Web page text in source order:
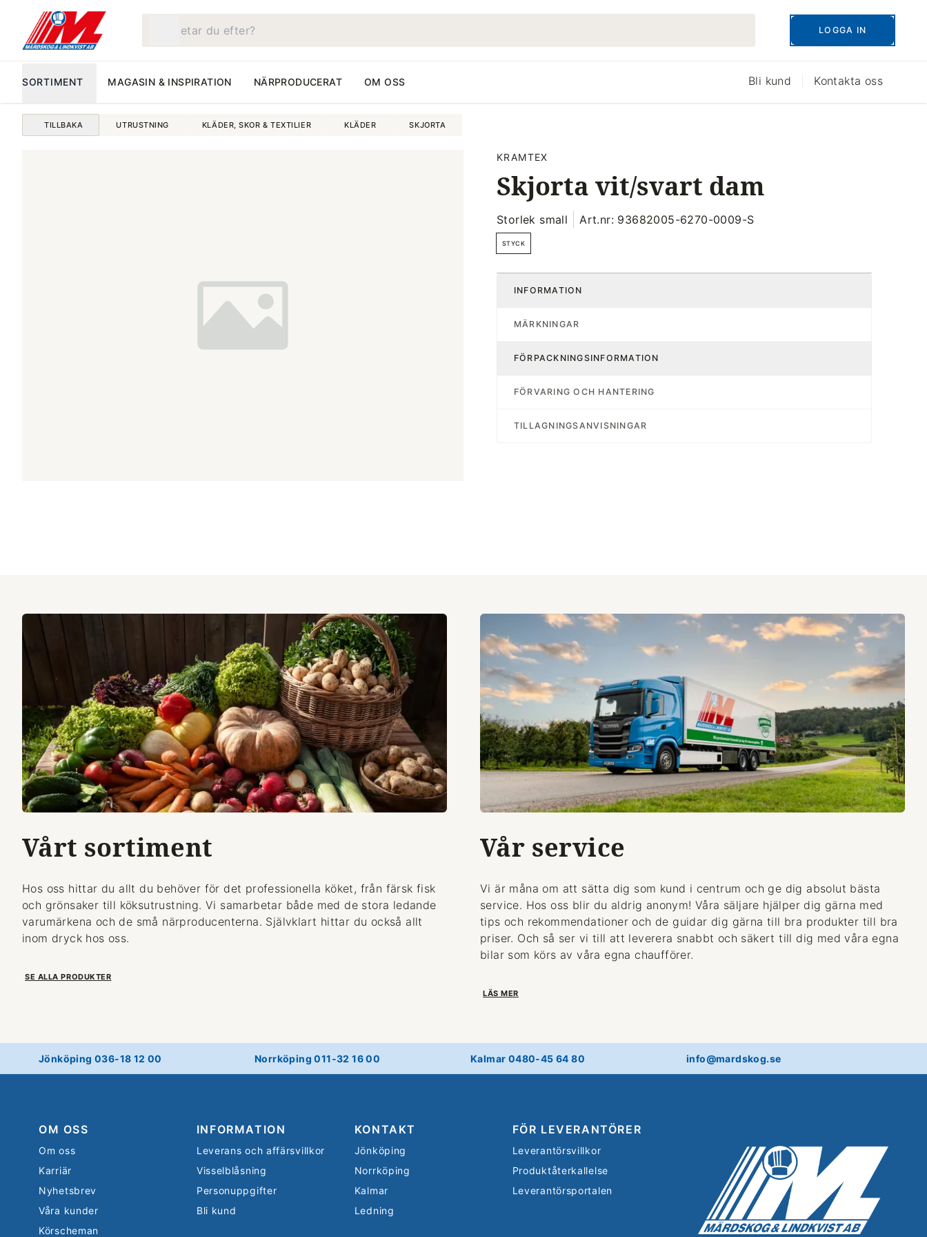
LOGGA IN
SORTIMENT MAGASIN & INSPIRATION NÄRPRODUCERAT OM OSS Bli kund Kontakta oss
TILLBAKA UTRUSTNING KLÄDER, SKOR & TEXTILIER KLÄDER SKJORTA
KRAMTEX
Skjorta vit/svart dam
Storlek small Art.nr: 93682005-6270-0009-S
STYCK
INFORMATION
MÄRKNINGAR
FÖRPACKNINGSINFORMATION
FÖRVARING OCH HANTERING
TILLAGNINGSANVISNINGAR
Vårt sortiment
Hos oss hittar du allt du behöver för det professionella köket, från färsk fisk
och grönsaker till köksutrustning. Vi samarbetar både med de stora ledande
varumärkena och de små närproducenterna. Självklart hittar du också allt
inom dryck hos oss.
SE ALLA PRODUKTER
Vår service
Vi är måna om att sätta dig som kund i centrum och ge dig absolut bästa
service. Hos oss blir du aldrig anonym! Våra säljare hjälper dig gärna med
tips och rekommendationer och de guidar dig gärna till bra produkter till bra
priser. Och så ser vi till att leverera snabbt och säkert till dig med våra egna
bilar som körs av våra egna chaufförer.
LÄS MER
Jönköping 036-18 12 00 Norrköping 011-32 16 00 Kalmar 0480-45 64 80 info@mardskog.se
OM OSS
Om oss
Karriär
Nyhetsbrev
Våra kunder
Körscheman
INFORMATION
Leverans och affärsvillkor
Visselblåsning
Personuppgifter
Bli kund
KONTAKT
Jönköping
Norrköping
Kalmar
Ledning
FÖR LEVERANTÖRER
Leverantörsvillkor
Produktåterkallelse
Leverantörsportalen